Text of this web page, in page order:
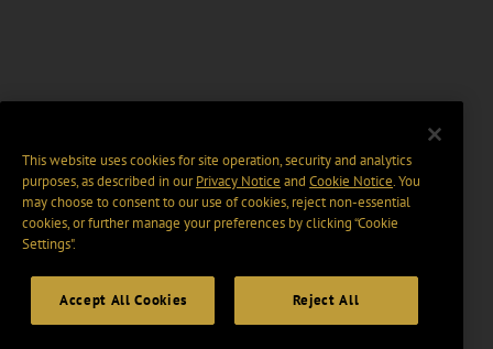
This website uses cookies for site operation, security and analytics
purposes, as described in ourPrivacy Notice and Cookie Notice. You
may choose to consent to our use of cookies, reject non-essential
cookies, or further manage your preferences by clicking “Cookie
Settings".
Accept All Cookies Reject All